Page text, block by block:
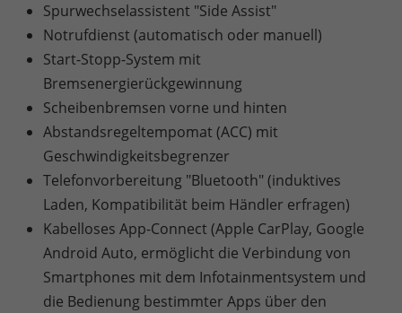
Spurwechselassistent "Side Assist"
Notrufdienst (automatisch oder manuell)
Start-Stopp-System mit
Bremsenergierückgewinnung
Scheibenbremsen vorne und hinten
Abstandsregeltempomat (ACC) mit
Geschwindigkeitsbegrenzer
Telefonvorbereitung "Bluetooth" (induktives
Laden, Kompatibilität beim Händler erfragen)
Kabelloses App-Connect (Apple CarPlay, Google
Android Auto, ermöglicht die Verbindung von
Smartphones mit dem Infotainmentsystem und
die Bedienung bestimmter Apps über den